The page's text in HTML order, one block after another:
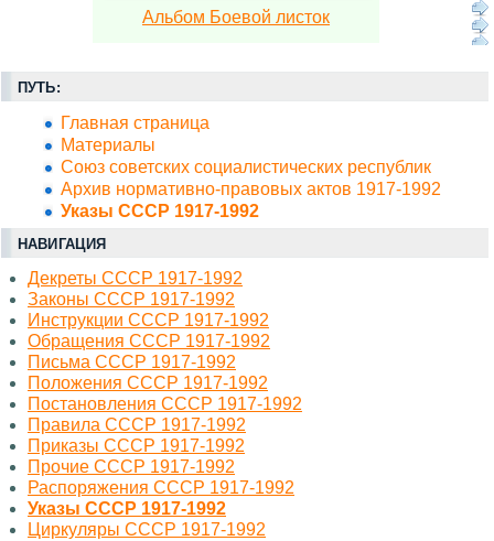
Альбом Боевой листок
ПУТЬ:
Главная страница
Материалы
Союз советских социалистических республик
Архив нормативно-правовых актов 1917-1992
Указы СССР 1917-1992
НАВИГАЦИЯ
Декреты СССР 1917-1992
Законы СССР 1917-1992
Инструкции СССР 1917-1992
Обращения СССР 1917-1992
Письма СССР 1917-1992
Положения СССР 1917-1992
Постановления СССР 1917-1992
Правила СССР 1917-1992
Приказы СССР 1917-1992
Прочие СССР 1917-1992
Распоряжения СССР 1917-1992
Указы СССР 1917-1992
Циркуляры СССР 1917-1992